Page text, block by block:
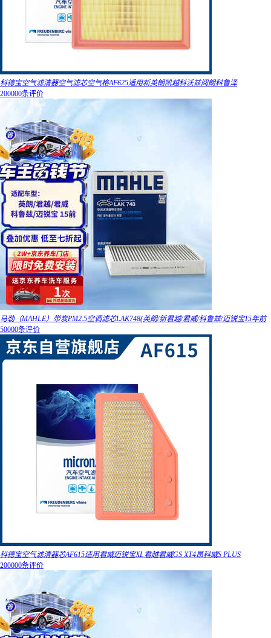
科德宝空气滤清器空气滤芯空气格AF625适用新英朗凯越科沃兹阅朗科鲁泽
200000条评价
马勒（MAHLE）带炭PM2.5空调滤芯LAK748(英朗/新君越/君威/科鲁兹/迈锐宝15年前
50000条评价
科德宝空气滤清器芯AF615适用君威迈锐宝XL君越君威GS XT4昂科威S PLUS
200000条评价